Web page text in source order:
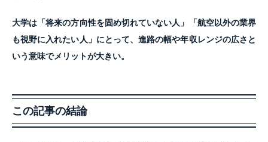
大学は「将来の方向性を固め切れていない人」「航空以外の業界
も視野に入れたい人」にとって、進路の幅や年収レンジの広さと
いう意味でメリットが大きい。
この記事の結論